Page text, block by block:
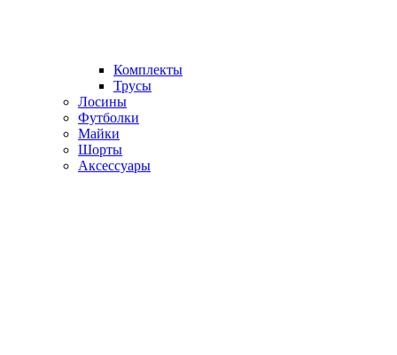
Комплекты
Трусы
Лосины
Футболки
Майки
Шорты
Аксессуары